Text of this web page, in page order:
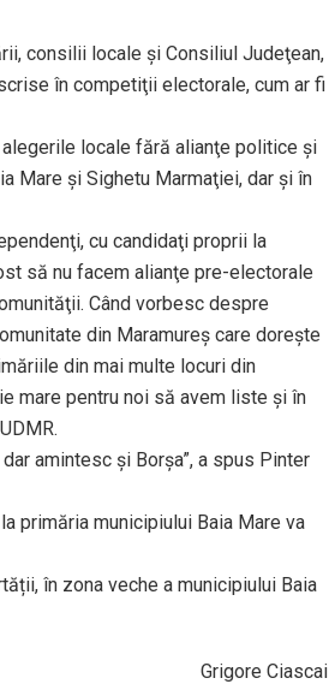
consilii locale şi Consiliul Judeţean,
în competiţii electorale, cum ar fi
locale fără alianţe politice şi
Mare şi Sighetu Marmaţiei, dar şi în
cu candidaţi proprii la
să nu facem alianţe pre-electorale
Când vorbesc despre
din Maramureş care doreşte
din mai multe locuri din
mare pentru noi să avem liste şi în
amintesc şi Borşa”, a spus Pinter
primăria municipiului Baia Mare va
în zona veche a municipiului Baia
Grigore Ciascai